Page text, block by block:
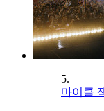
5.
마이클